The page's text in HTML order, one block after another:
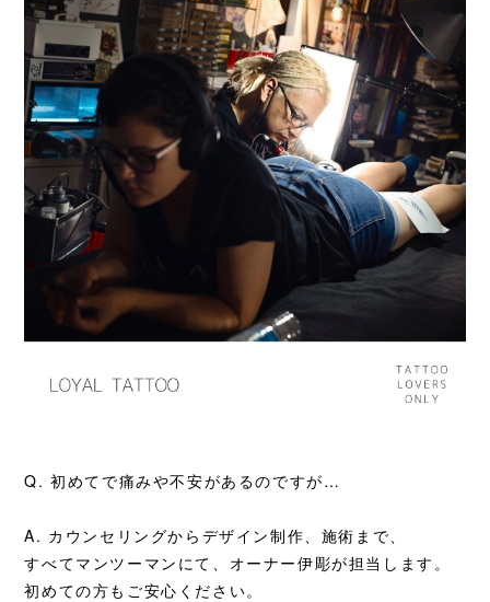
Q. 初めてで痛みや不安があるのですが…
A. カウンセリングからデザイン制作、施術まで、
すべてマンツーマンにて、 オーナー伊彫が担当します。
初めての方もご安心ください。